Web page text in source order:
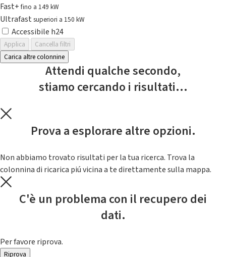
Fast+fino a 149 kW
Ultrafast superiori a 150 kW
Accessibile h24
Applica
Cancella filtri
Carica altre colonnine
Attendi qualche secondo,
stiamo cercando i risultati...
Prova a esplorare altre opzioni.
Non abbiamo trovato risultati per la tua ricerca. Trova la
colonnina di ricarica piú vicina a te direttamente sulla mappa.
C'è un problema con il recupero dei
dati.
Per favore riprova.
Riprova